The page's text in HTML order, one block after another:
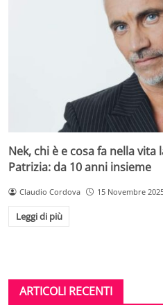
Nek, chi è e cosa fa nella
Patrizia: da 10 anni insieme
Claudio Cordova 15 Novembre
Leggi di più
ARTICOLI RECENTI